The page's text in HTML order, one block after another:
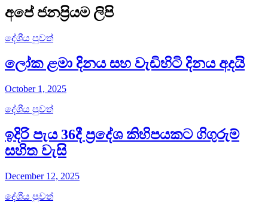
අපේ ජනප්‍රියම ලිපි
දේශීය පුවත්
ලෝක ළමා දිනය සහ වැඩිහිටි දිනය අදයි
October 1, 2025
දේශීය පුවත්
ඉදිරි පැය 36දී ප්‍රදේශ කිහිපයකට ගිගුරුම්
සහිත වැසි
December 12, 2025
දේශීය පුවත්